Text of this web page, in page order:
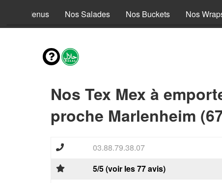
Nos Menus Nos Salades Nos Buckets Nos
Nos Tex Mex à
proche Marlenheim
03.88.79.38.07
5/5 (voir les 77 avis)